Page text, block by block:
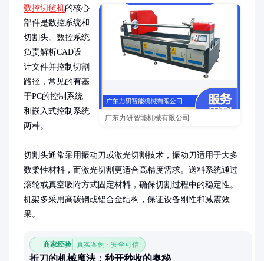
广东力研智能机械有限公司
数控切毡机的核心
部件是数控系统和
切割头。数控系统
负责解析CAD设
计文件并控制切割
路径，常见的有基
于PC的控制系统
和嵌入式控制系统
两种。
切割头通常采用振动刀或激光切割技术，振动刀适用于大多
数柔性材料，而激光切割更适合高精度需求。送料系统通过
滚轮或真空吸附方式固定材料，确保切割过程中的稳定性。
机架多采用高碳钢或铝合金结构，保证设备刚性和减震效
果。
商家经验 真实案例 · 安全可信
折刀的机械魔法：秒开秒收的奥秘